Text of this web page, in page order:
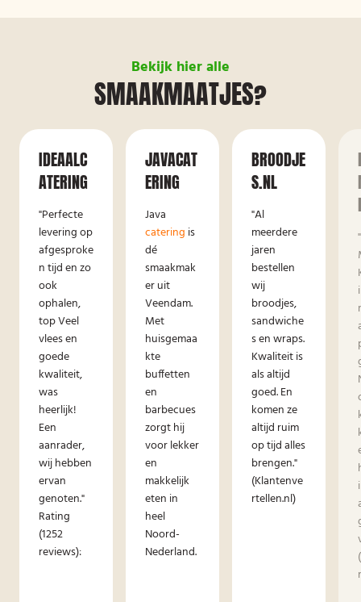
Bekijk hier alle
SMAAKMAATJES?
IDEAALC
ATERING
"Perfecte
levering op
afgesproke
n tijd en zo
ook
ophalen,
top Veel
vlees en
goede
kwaliteit,
was
heerlijk!
Een
aanrader,
wij hebben
ervan
genoten."
Rating
(1252
reviews):
JAVACAT
ERING
Java
catering is
dé
smaakmak
er uit
Veendam.
Met
huisgemaa
kte
buffetten
en
barbecues
zorgt hij
voor lekker
en
makkelijk
eten in
heel
Noord-
Nederland.
BROODJE
S.NL
"Al
meerdere
jaren
bestellen
wij
broodjes,
sandwiche
s en wraps.
Kwaliteit is
als altijd
goed. En
komen ze
altijd ruim
op tijd alles
brengen."
(Klantenve
rtellen.nl)